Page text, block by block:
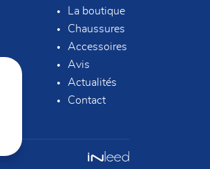
La boutique
Chaussures
Accessoires
Avis
Actualités
Contact